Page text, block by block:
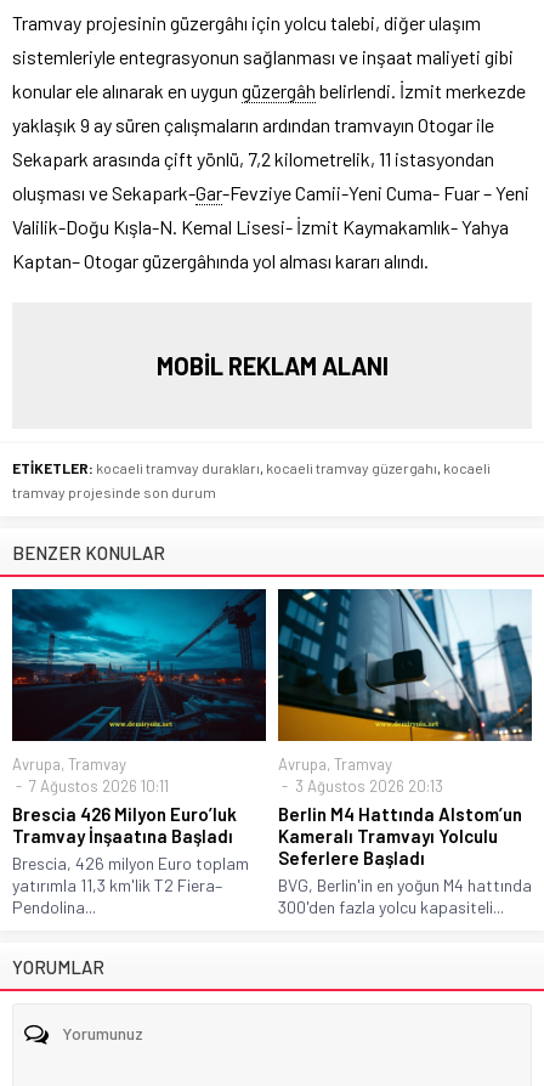
Tramvay projesinin güzergâhı için yolcu talebi, diğer ulaşım
sistemleriyle entegrasyonun sağlanması ve inşaat maliyeti gibi
konular ele alınarak en uygun güzergâh belirlendi. İzmit merkezde
yaklaşık 9 ay süren çalışmaların ardından tramvayın Otogar ile
Sekapark arasında çift yönlü, 7,2 kilometrelik, 11 istasyondan
oluşması ve Sekapark-Gar-Fevziye Camii-Yeni Cuma- Fuar – Yeni
Valilik-Doğu Kışla-N. Kemal Lisesi- İzmit Kaymakamlık- Yahya
Kaptan– Otogar güzergâhında yol alması kararı alındı.
MOBİL REKLAM ALANI
ETİKETLER: kocaeli tramvay durakları kocaeli tramvay güzergahı kocaeli
tramvay projesinde son durum
BENZER KONULAR
Avrupa, Tramvay
7 Ağustos 2026 10:11
Brescia 426 Milyon Euro’luk
Tramvay İnşaatına Başladı
Brescia, 426 milyon Euro toplam
yatırımla 11,3 km'lik T2 Fiera–
Pendolina...
Avrupa, Tramvay
3 Ağustos 2026 20:13
Berlin M4 Hattında Alstom’un
Kameralı Tramvayı Yolculu
Seferlere Başladı
BVG, Berlin'in en yoğun M4 hattında
300'den fazla yolcu kapasiteli...
YORUMLAR